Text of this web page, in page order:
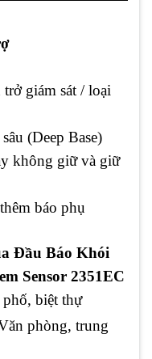
trở giám sát / loại
(Deep Base)
không giữ và giữ
báo phụ
Đầu Báo Khói
Sensor 2351EC
biệt thự
phòng, trung